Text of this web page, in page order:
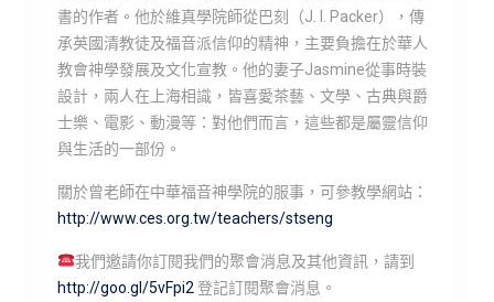
書的作者。他於維真學院師從巴刻（J. I. Packer），傳
承英國清教徒及福音派信仰的精神，主要負擔在於華人
教會神學發展及文化宣教。他的妻子Jasmine從事時裝
設計，兩人在上海相識，皆喜愛茶藝、文學、古典與爵
士樂、電影、動漫等：對他們而言，這些都是屬靈信仰
與生活的一部份。
關於曾老師在中華福音神學院的服事，可參教學網站：
http://www.ces.org.tw/teachers/stseng
我們邀請你訂閱我們的聚會消息及其他資訊，請到
http://goo.gl/5vFpi2 登記訂閱聚會消息。